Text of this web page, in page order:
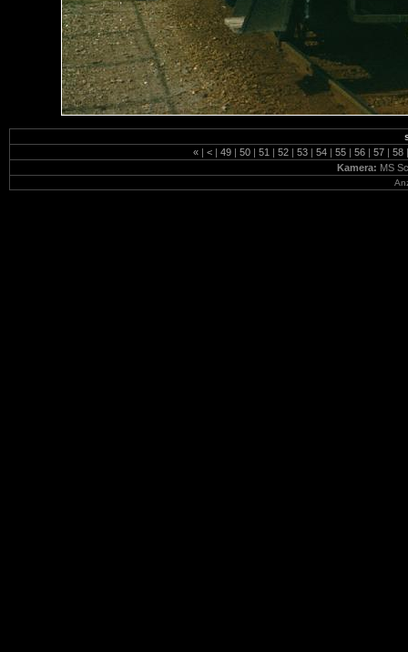
« | < | 49 | 50 | 51 | 52 | 53 | 54 | 55 | 56 | 57 | 58
Kamera: MS